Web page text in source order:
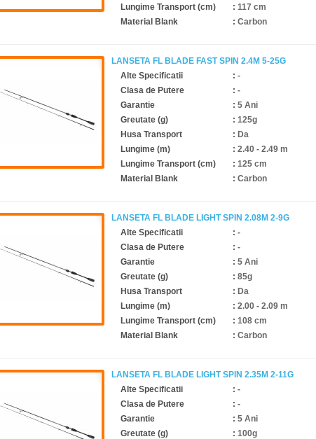
Lungime Transport (cm)
: 117 cm
Material Blank
: Carbon
LANSETA FL BLADE FAST SPIN 2.4M 5-25G
Alte Specificatii
: -
Clasa de Putere
: -
Garantie
: 5 Ani
Greutate (g)
: 125g
Husa Transport
: Da
Lungime (m)
: 2.40 - 2.49 m
Lungime Transport (cm)
: 125 cm
Material Blank
: Carbon
LANSETA FL BLADE LIGHT SPIN 2.08M 2-9G
Alte Specificatii
: -
Clasa de Putere
: -
Garantie
: 5 Ani
Greutate (g)
: 85g
Husa Transport
: Da
Lungime (m)
: 2.00 - 2.09 m
Lungime Transport (cm)
: 108 cm
Material Blank
: Carbon
LANSETA FL BLADE LIGHT SPIN 2.35M 2-11G
Alte Specificatii
: -
Clasa de Putere
: -
Garantie
: 5 Ani
Greutate (g)
: 100g